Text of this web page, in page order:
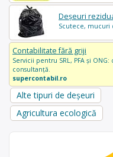
Deșeuri
Scutece, mucuri
Contabilitate fără griji
Servicii pentru SRL, PFA și
consultanță.
supercontabil.ro
Alte tipuri de deșeuri
Agricultura ecologică